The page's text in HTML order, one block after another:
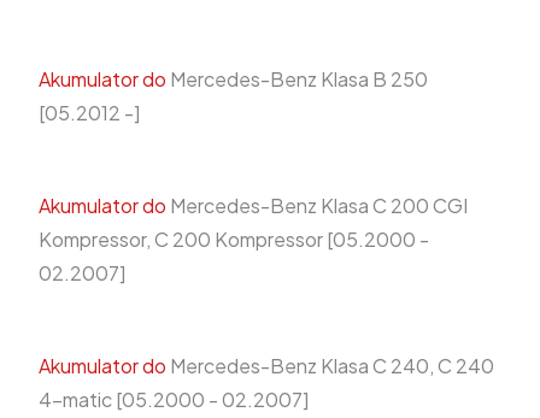
Akumulator do Mercedes-Benz Klasa B 250
[05.2012 -]
Akumulator do Mercedes-Benz Klasa C 200 CGI
Kompressor, C 200 Kompressor [05.2000 -
02.2007]
Akumulator do Mercedes-Benz Klasa C 240, C 240
4-matic [05.2000 - 02.2007]